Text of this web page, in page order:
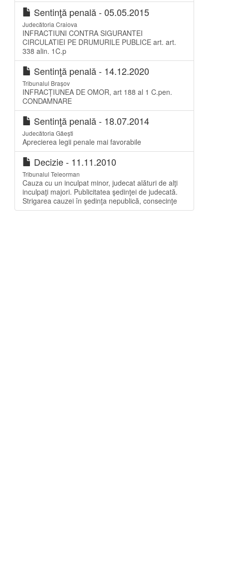
Sentinţă penală - 05.05.2015
Judecătoria Craiova
INFRACTIUNI CONTRA SIGURANTEI
CIRCULATIEI PE DRUMURILE PUBLICE art. art.
338 alin. 1C.p
Sentinţă penală - 14.12.2020
Tribunalul Brașov
INFRACȚIUNEA DE OMOR, art 188 al 1 C.pen.
CONDAMNARE
Sentinţă penală - 18.07.2014
Judecătoria Găești
Aprecierea legii penale mai favorabile
Decizie - 11.11.2010
Tribunalul Teleorman
Cauza cu un inculpat minor, judecat alături de alţi
inculpaţi majori. Publicitatea şedinţei de judecată.
Strigarea cauzei în şedinţa nepublică, consecinţe